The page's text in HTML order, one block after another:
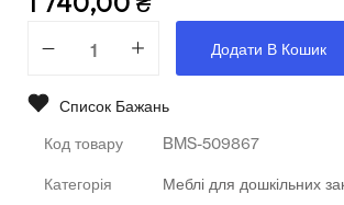
Фізика
Додати В Кошик
Список Бажань
Код товару BMS-509867
Категорія Меблі для дошкільних